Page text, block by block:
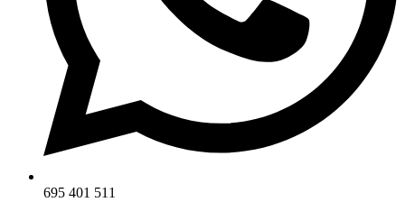
695 401 511